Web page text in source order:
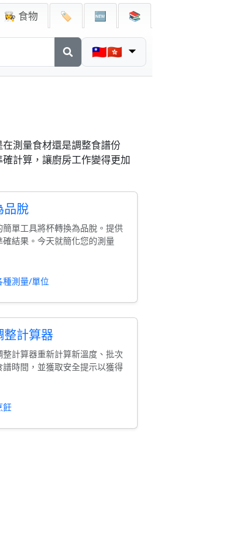
👩‍🍳 食物 🏷️ 🆕 📚
🇹🇼🇭🇰
測量食材還是調整食譜份
計算，讓廚房工作變得更加
品脫
單工具將杯轉換為品脫。提供
確結果。今天就簡化您的測量
種測量/單位
整計算器
計算器重新計算新溫度、批次
譜時間，並獲取安全提示以獲得
飪